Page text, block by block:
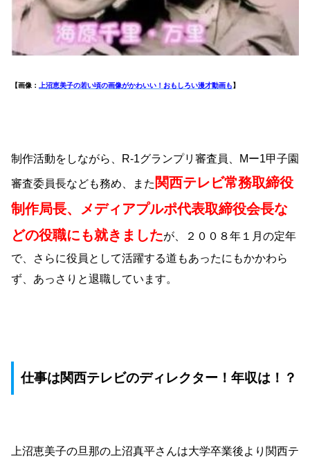
【画像： 上沼恵美子の若い頃の画像がかわいい！おもしろい漫才動画も】
制作活動をしながら、R-1グランプリ審査員、Mー1甲子園
審査委員長なども務め、また 関西テレビ常務取締役
制作局長、メディアプルポ代表取締役会長な
どの役職にも就きましたが、２００８年１月の定年
で、さらに役員として活躍する道もあったにもかかわら
ず、あっさりと退職しています。
仕事は関西テレビのディレクター！年収は！？
上沼恵美子の旦那の上沼真平さんは大学卒業後より関西テ